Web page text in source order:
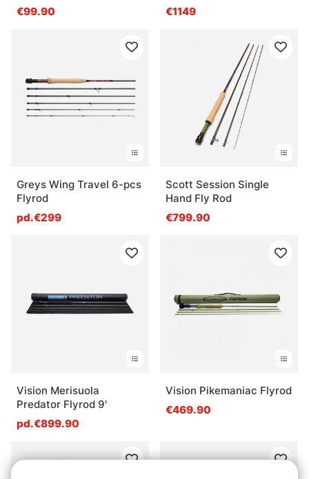
€99.90
€1149
Greys Wing Travel 6-pcs
Flyrod
pd.€299
Scott Session Single
Hand Fly Rod
€799.90
Vision Merisuola
Predator Flyrod 9'
pd.€899.90
Vision Pikemaniac Flyrod
€469.90